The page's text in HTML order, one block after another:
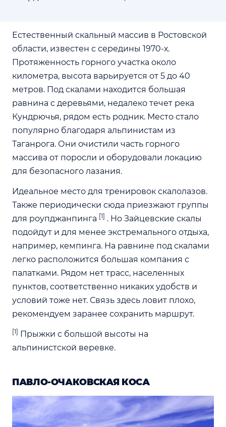
Естественный скальный массив в Ростовской
области, известен с середины 1970-х.
Протяженность горного участка около
километра, высота варьируется от 5 до 40
метров. Под скалами находится большая
равнина с деревьями, недалеко течет река
Кундрючья, рядом есть родник. Место стало
популярно благодаря альпинистам из
Таганрога. Они очистили часть горного
массива от поросли и оборудовали локацию
для безопасного лазания.
Идеальное место для тренировок скалолазов.
Также периодически сюда приезжают группы
для роупджанпинга [1] . Но Зайцевские скалы
подойдут и для менее экстремального отдыха,
например, кемпинга. На равнине под скалами
легко расположится большая компания с
палатками. Рядом нет трасс, населенных
пунктов, соответственно никаких удобств и
условий тоже нет. Связь здесь ловит плохо,
рекомендуем заранее сохранить маршрут.
[1] Прыжки с большой высоты на
альпинистской веревке.
ПАВЛО-ОЧАКОВСКАЯ КОСА